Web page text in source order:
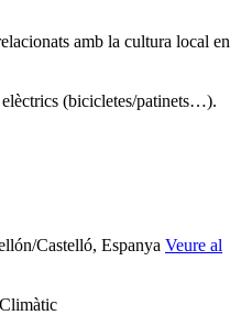
Castelló, Espanya Veure al